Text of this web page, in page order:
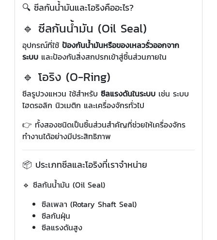
🔍 ซีลกันน้ำมันและโอริงคืออะไร?
🔹 ซีลกันน้ำมัน (Oil Seal)
อุปกรณ์ที่ใช้ ป้องกันน้ำมันหรือของเหลวรั่วออกจาก
ระบบ และป้องกันสิ่งสกปรกเข้าสู่ชิ้นส่วนภายใน
🔹 โอริง (O-Ring)
ซีลรูปวงแหวน ใช้สำหรับ ซีลแรงดันในระบบ เช่น ระบบ
ไฮดรอลิก นิวเมติก และเครื่องจักรทั่วไป
👉 ทั้งสองชนิดเป็นชิ้นส่วนสำคัญที่ช่วยให้เครื่องจักร
ทำงานได้อย่างมีประสิทธิภาพ
📦 ประเภทซีลและโอริงที่เราจำหน่าย
🔹 ซีลกันน้ำมัน (Oil Seal)
ซีลเพลา (Rotary Shaft Seal)
ซีลกันฝุ่น
ซีลแรงดันสูง